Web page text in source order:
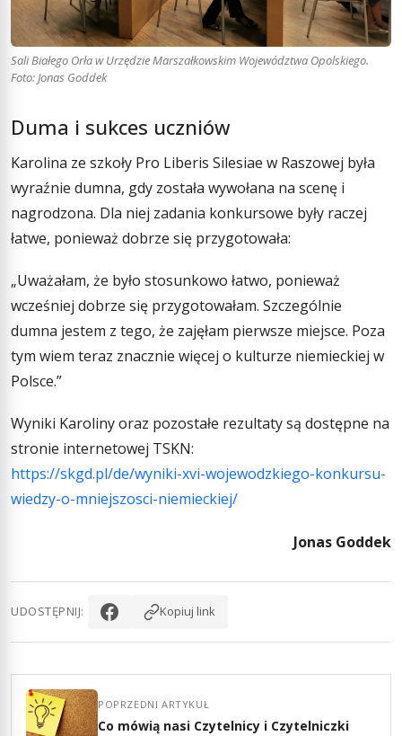
Sali Białego Orła w Urzędzie Marszałkowskim Województwa Opolskiego.
Foto: Jonas Goddek
Duma i sukces uczniów
Karolina ze szkoły Pro Liberis Silesiae w Raszowej była
wyraźnie dumna, gdy została wywołana na scenę i
nagrodzona. Dla niej zadania konkursowe były raczej
łatwe, ponieważ dobrze się przygotowała:
„Uważałam, że było stosunkowo łatwo, ponieważ
wcześniej dobrze się przygotowałam. Szczególnie
dumna jestem z tego, że zajęłam pierwsze miejsce. Poza
tym wiem teraz znacznie więcej o kulturze niemieckiej w
Polsce.”
Wyniki Karoliny oraz pozostałe rezultaty są dostępne na
stronie internetowej TSKN:
https://skgd.pl/de/wyniki-xvi-wojewodzkiego-konkursu-
wiedzy-o-mniejszosci-niemieckiej/
Jonas Goddek
UDOSTĘPNIJ: Kopiuj link
POPRZEDNI ARTYKUŁ
Co mówią nasi Czytelnicy i Czytelniczki